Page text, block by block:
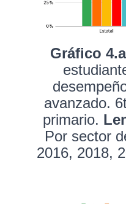
Gráfico
avanzado.
primario.
Por sector
2016, 2018,